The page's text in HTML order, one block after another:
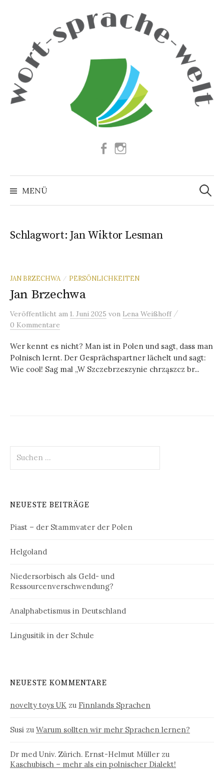
Facebook
MENÜ
Suchen
nach:
Schlagwort: Jan Wiktor Lesman
JAN BRZECHWA / PERSÖNLICHKEITEN
Jan Brzechwa
Veröffentlicht am 1. Juni 2025 von Lena Weißhoff /
0 Kommentare
Wer kennt es nicht? Man ist in Polen und sagt, dass man
Polnisch lernt. Der Gesprächspartner lächelt und sagt:
Wie cool! Sag mal „W Szczebrzeszynie chrząszcz br...
nach:
NEUESTE BEITRÄGE
Piast – der Stammvater der Polen
Helgoland
Niedersorbisch als Geld- und
Ressourcenverschwendung?
Analphabetismus in Deutschland
Lingusitik in der Schule
NEUESTE KOMMENTARE
novelty toys UK zu Finnlands Sprachen
Susi zu Warum sollten wir mehr Sprachen lernen?
Dr med Univ. Zürich. Ernst-Helmut Müller zu
Kaschubisch – mehr als ein polnischer Dialekt!